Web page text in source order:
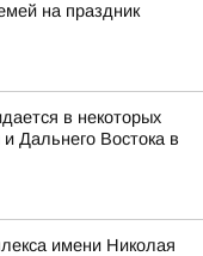
на праздник
в некоторых
Дальнего Востока в
имени Николая